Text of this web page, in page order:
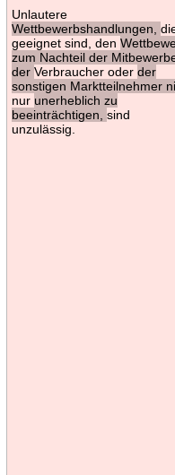
Unlautere
Wettbewerbshandlungen,
geeignet sind, den
zum Nachteil der
der Verbraucher oder der
sonstigen Marktteilnehmer
nur unerheblich zu
beeinträchtigen, sind
unzulässig.